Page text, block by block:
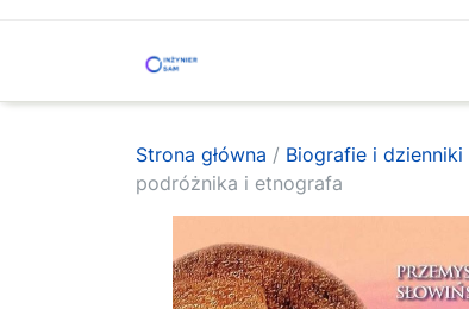
Strona główna / Biografie i dzienniki
podróżnika i etnografa